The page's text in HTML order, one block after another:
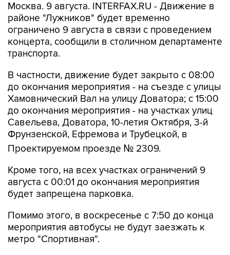
Москва. 9 августа. INTERFAX.RU - Движение в
районе "Лужников" будет временно
ограничено 9 августа в связи с проведением
концерта, сообщили в столичном департаменте
транспорта.
В частности, движение будет закрыто с 08:00
до окончания мероприятия - на съезде с улицы
Хамовнический Вал на улицу Доватора; с 15:00
до окончания мероприятия - на участках улиц
Савельева, Доватора, 10-летия Октября, 3-й
Фрунзенской, Ефремова и Трубецкой, в
Проектируемом проезде № 2309.
Кроме того, на всех участках ограничений 9
августа с 00:01 до окончания мероприятия
будет запрещена парковка.
Помимо этого, в воскресенье с 7:50 до конца
мероприятия автобусы не будут заезжать к
метро "Спортивная".